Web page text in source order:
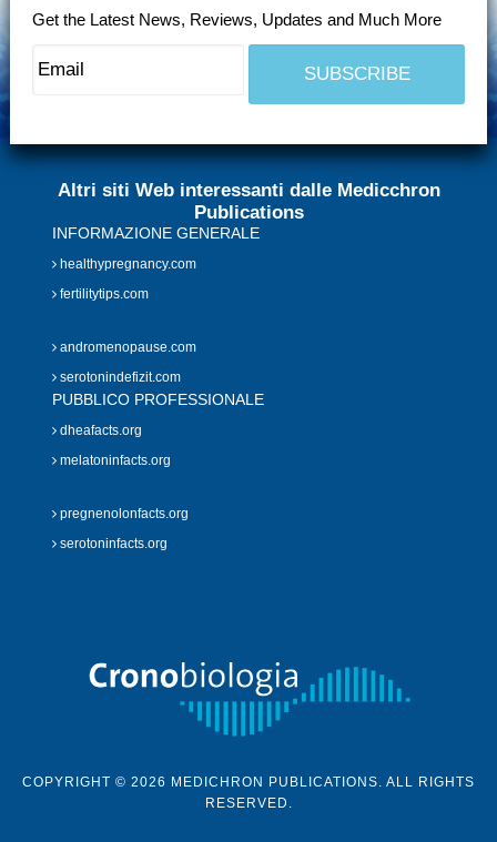
Get the Latest News, Reviews, Updates and Much More
Altri siti Web interessanti dalle Medicchron
Publications
INFORMAZIONE GENERALE
healthypregnancy.com
fertilitytips.com
andromenopause.com
serotonindefizit.com
PUBBLICO PROFESSIONALE
dheafacts.org
melatoninfacts.org
pregnenolonfacts.org
serotoninfacts.org
COPYRIGHT © 2026 MEDICHRON PUBLICATIONS. ALL RIGHTS
RESERVED.